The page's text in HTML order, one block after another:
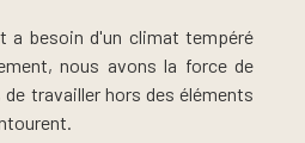
a besoin d'un climat tempéré
nous avons la force de
travailler hors des éléments